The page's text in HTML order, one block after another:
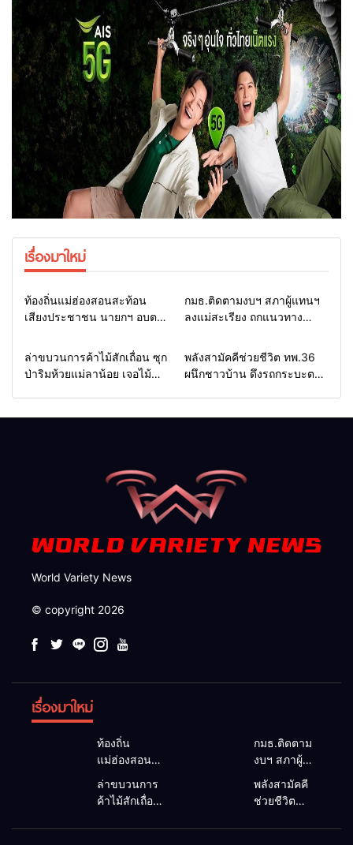
เรื่องมาใหม่
Home รอบรั้วทั่วไทย
ท้องถิ่นแม่ฮ่องสอนสะท้อน
เสียงประชาชน นายกฯ อบต.-
สภาฯ ขอหนุนงบพัฒนาถนน
แหล่งน้ำ และท่องเที่ยว
Home รอบรั้วทั่วไทย
กมธ.ติดตามงบฯ สภาผู้แทนฯ
ลงแม่สะเรียง ถกแนวทาง
พื้นที่ หนุนท่องเที่ยว 3 อำเภอ
ชายแดน
Home รอบรั้วทั่วไทย
ล่าขบวนการค้าไม้สักเถื่อน ซุก
ป่าริมห้วยแม่ลาน้อย เจอไม้
Home แวดวงทหาร
พลังสามัคคีช่วยชีวิต ทพ.36
ผนึกชาวบ้าน ดึงรถกระบะตก
World Variety News
© copyright 2026
เรื่องมาใหม่
ท้องถิ่น
แม่ฮ่องสอน
ประชาชน นา
ยกฯ อบต.-
กำนัน ยื่น
กมธ.ติดตาม
งบฯ สภาผู้
แม่สะเรียง ถก
แนวทาง
บริหารงบ
ล่าขบวนการ
ค้าไม้สักเถื่อน
แม่ลาน้อย เจอ
พลังสามัคคี
ช่วยชีวิต
ชาวบ้าน ดึง